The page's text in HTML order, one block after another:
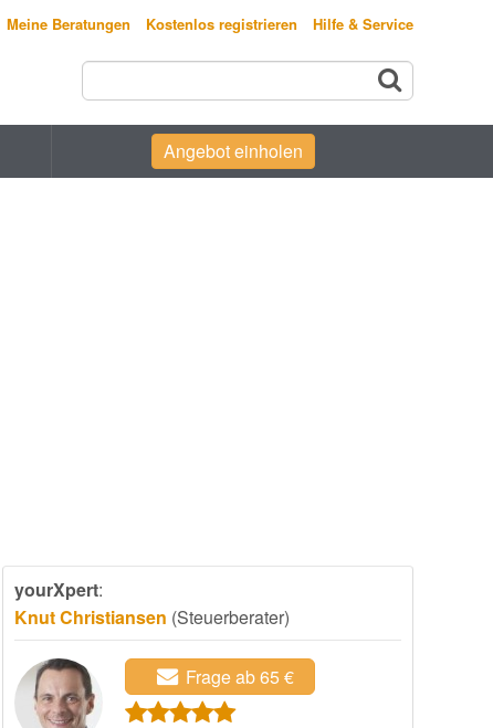
Meine Beratungen Kostenlos registrieren Hilfe & Service
Angebot einholen
yourXpert:
Knut Christiansen (Steuerberater)
Frage ab 65 €